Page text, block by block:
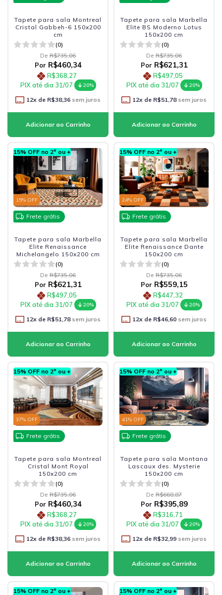
Tapete para sala Montreal
Cristal Gabbeh-6 150x200
cm
(0)
De R$735,06
Por R$460,34
R$368,27
PIX até dia 31/07
20%
12x de R$38,36 sem juros
Tapete para sala Marbella
Elite BS Moderno Lotus
150x200 cm
(0)
De R$735,06
Por R$621,31
R$497,05
PIX até dia 31/07
20%
12x de R$51,78sem juros
15% OFF no 2º ou +
15% OFF
Frete grátis
Tapete para sala Marbella
Elite Renaissance
Michelangelo 150x200 cm
(0)
De R$735,06
Por R$621,31
R$497,05
PIX até dia 31/07
20%
12x de R$51,78sem juros
15% OFF no 2º ou +
24% OFF
Frete grátis
Tapete para sala Marbella
Elite Renaissance Dante
150x200 cm
(0)
De R$735,06
Por R$559,15
R$447,32
PIX até dia 31/07
20%
12x de R$46,60 sem juros
15% OFF no 2º ou +
37% OFF
Frete grátis
Tapete para sala Montreal
Cristal Mont Royal
150x200 cm
(0)
De R$735,06
Por R$460,34
R$368,27
PIX até dia 31/07
20%
12x de R$38,36 sem juros
15% OFF no 2º ou +
41% OFF
Frete grátis
Tapete para sala Montana
Lascaux des. Mysterie
150x200 cm
(0)
De R$668,87
Por R$395,89
R$316,71
PIX até dia 31/07
20%
12x de R$32,99 sem juros
15% OFF no 2º ou + 15% OFF no 2º ou +